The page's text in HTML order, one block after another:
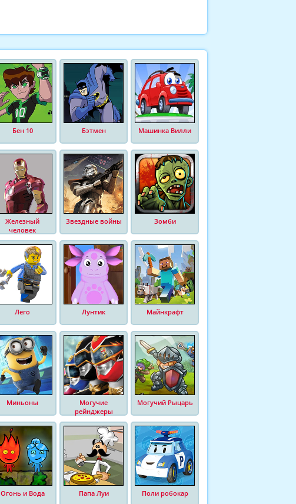
Бен 10 Бэтмен Машинка Вилли
Железный
человек
Звездные войны Зомби
Лего Лунтик Майнкрафт
Миньоны
Могучие
рейнджеры
Могучий Рыцарь
Огонь и Вода Папа Луи Поли робокар